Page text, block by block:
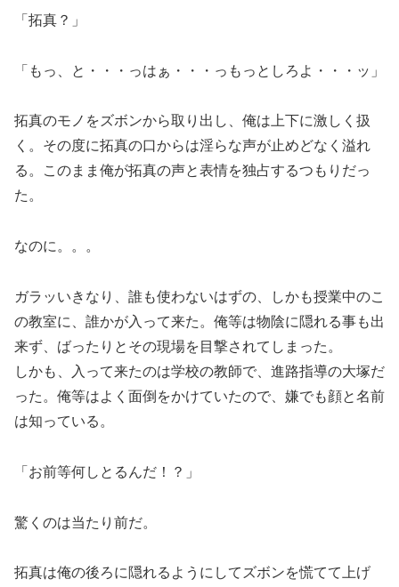
「拓真？」
「もっ、と・・・っはぁ・・・っもっとしろよ・・・ッ」
拓真のモノをズボンから取り出し、俺は上下に激しく扱
く。その度に拓真の口からは淫らな声が止めどなく溢れ
る。このまま俺が拓真の声と表情を独占するつもりだっ
た。
なのに。。。
ガラッいきなり、誰も使わないはずの、しかも授業中のこ
の教室に、誰かが入って来た。俺等は物陰に隠れる事も出
来ず、ばったりとその現場を目撃されてしまった。
しかも、入って来たのは学校の教師で、進路指導の大塚だ
った。俺等はよく面倒をかけていたので、嫌でも顔と名前
は知っている。
「お前等何しとるんだ！？」
驚くのは当たり前だ。
拓真は俺の後ろに隠れるようにしてズボンを慌てて上げ